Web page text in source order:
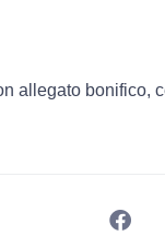
allegato bonifico,